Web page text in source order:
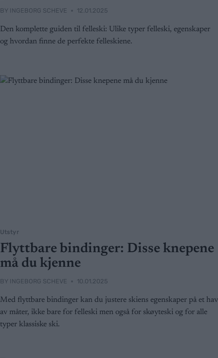
BY INGEBORG SCHEVE 12.01.2025
Den komplette guiden til felleski: Ulike typer felleski, egenskaper
og hvordan finne de perfekte felleskiene.
Utstyr
Flyttbare bindinger: Disse knepene
må du kjenne
BY INGEBORG SCHEVE 10.01.2025
Med flyttbare bindinger kan du justere skiens egenskaper på et hav
av måter, ikke bare for felleski men også for skøyteski og for alle
typer klassiske ski.